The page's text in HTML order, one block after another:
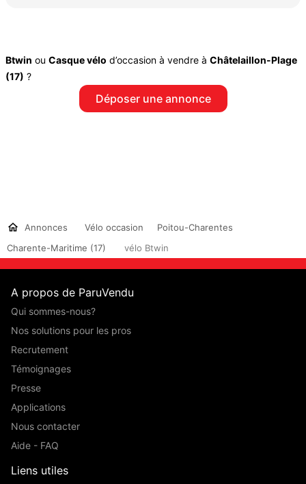
Btwin ou Casque vélo d’occasion à vendre à Châtelaillon-Plage
(17) ?
Déposer une annonce
Annonces Vélo occasion
Poitou-Charentes
Charente-Maritime (17)
vélo Btwin
A propos de ParuVendu
Qui sommes-nous?
Nos solutions pour les pros
Recrutement
Témoignages
Presse
Applications
Nous contacter
Aide - FAQ
Liens utiles